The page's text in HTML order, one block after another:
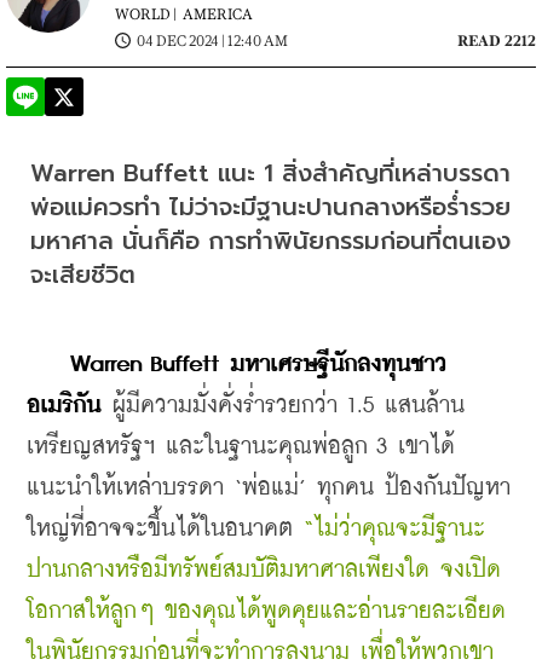
WORLD | AMERICA
04 DEC 2024 | 12:40 AM
READ 2212
Warren Buffett แนะ 1 สิ่งสำคัญที่เหล่าบรรดา
พ่อแม่ควรทำ ไม่ว่าจะมีฐานะปานกลางหรือร่ำรวย
มหาศาล นั่นก็คือ การทำพินัยกรรมก่อนที่ตนเอง
จะเสียชีวิต
Warren Buffett มหาเศรษฐีนักลงทุนชาว
อเมริกัน ผู้มีความมั่งคั่งร่ำรวยกว่า 1.5 แสนล้าน
เหรียญสหรัฐฯ และในฐานะคุณพ่อลูก 3 เขาได้
แนะนำให้เหล่าบรรดา ‘พ่อแม่’ ทุกคน ป้องกันปัญหา
ใหญ่ที่อาจจะขึ้นได้ในอนาคต “ไม่ว่าคุณจะมีฐานะ
ปานกลางหรือมีทรัพย์สมบัติมหาศาลเพียงใด จงเปิด
โอกาสให้ลูกๆ ของคุณได้พูดคุยและอ่านรายละเอียด
ในพินัยกรรมก่อนที่จะทำการลงนาม เพื่อให้พวกเขา